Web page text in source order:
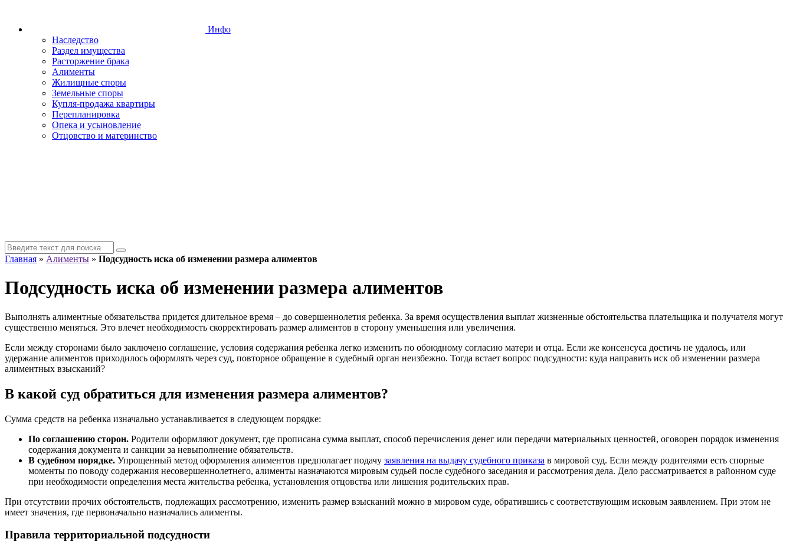
Инфо
Наследство
Раздел имущества
Расторжение брака
Алименты
Жилищные споры
Земельные споры
Купля-продажа квартиры
Перепланировка
Опека и усыновление
Отцовство и материнство
Главная » Алименты » Подсудность иска об изменении размера алиментов
Подсудность иска об изменении размера алиментов
Выполнять алиментные обязательства придется длительное время – до совершеннолетия ребенка. За время осуществления выплат жизненные обстоятельства плательщика и получателя могут
существенно меняться. Это влечет необходимость скорректировать размер алиментов в сторону уменьшения или увеличения.
Если между сторонами было заключено соглашение, условия содержания ребенка легко изменить по обоюдному согласию матери и отца. Если же консенсуса достичь не удалось, или
удержание алиментов приходилось оформлять через суд, повторное обращение в судебный орган неизбежно. Тогда встает вопрос подсудности: куда направить иск об изменении размера
алиментных взысканий?
В какой суд обратиться для изменения размера алиментов?
Сумма средств на ребенка изначально устанавливается в следующем порядке:
По соглашению сторон. Родители оформляют документ, где прописана сумма выплат, способ перечисления денег или передачи материальных ценностей, оговорен порядок изменения
содержания документа и санкции за невыполнение обязательств.
В судебном порядке. Упрощенный метод оформления алиментов предполагает подачу заявления на выдачу судебного приказа в мировой суд. Если между родителями есть спорные
моменты по поводу содержания несовершеннолетнего, алименты назначаются мировым судьей после судебного заседания и рассмотрения дела. Дело рассматривается в районном суде
при необходимости определения места жительства ребенка, установления отцовства или лишения родительских прав.
При отсутствии прочих обстоятельств, подлежащих рассмотрению, изменить размер взысканий можно в мировом суде, обратившись с соответствующим исковым заявлением. При этом не
имеет значения, где первоначально назначались алименты.
Правила территориальной подсудности